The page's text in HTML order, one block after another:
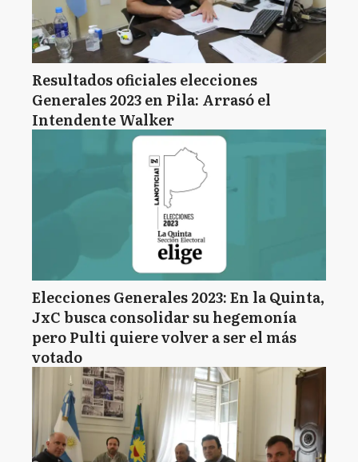
Resultados oficiales elecciones
Generales 2023 en Pila: Arrasó el
Intendente Walker
Elecciones Generales 2023: En la Quinta,
JxC busca consolidar su hegemonía
pero Pulti quiere volver a ser el más
votado